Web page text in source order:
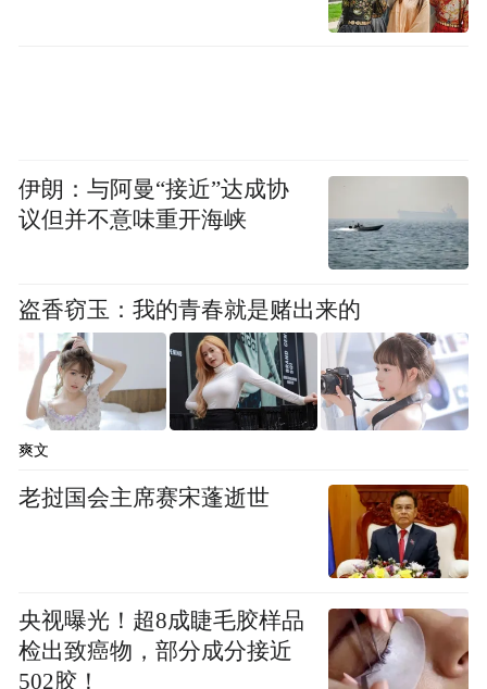
术馆馆长巴恩·拉斯洛在开幕式上致辞。
“秦汉文明展览”27日在匈牙利布达佩斯美术
馆开幕。百余件春秋战国至秦汉时期代表性
文物，包括10件秦始皇陵兵马俑亮相。
新华社发（鲍洛格·达维德摄）
伊朗：与阿曼“接近”达成协
议但并不意味重开海峡
盗香窃玉：我的青春就是赌出来的
爽文
老挝国会主席赛宋蓬逝世
央视曝光！超8成睫毛胶样品
检出致癌物，部分成分接近
502胶！